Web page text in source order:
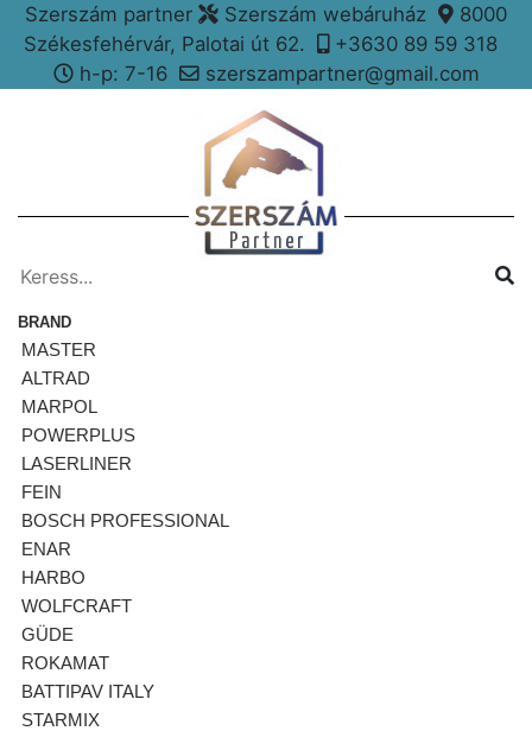
Szerszám partner Szerszám webáruház
8000
Székesfehérvár, Palotai út 62.
+3630 89 59 318
h-p: 7-16
szerszampartner@gmail.com
BRAND
MASTER
ALTRAD
MARPOL
POWERPLUS
LASERLINER
FEIN
BOSCH PROFESSIONAL
ENAR
HARBO
WOLFCRAFT
GÜDE
ROKAMAT
BATTIPAV ITALY
STARMIX